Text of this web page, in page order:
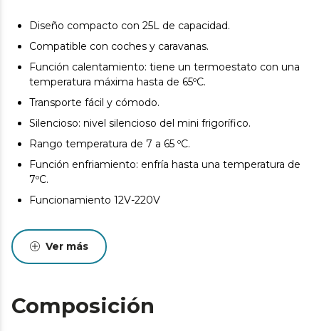
Diseño compacto con 25L de capacidad.
Compatible con coches y caravanas.
Función calentamiento: tiene un termoestato con una
temperatura máxima hasta de 65ºC.
Transporte fácil y cómodo.
Silencioso: nivel silencioso del mini frigorífico.
Rango temperatura de 7 a 65 ºC.
Función enfriamiento: enfría hasta una temperatura de
7ºC.
Funcionamiento 12V-220V
Ver más
Composición